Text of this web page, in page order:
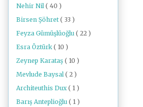
Nehir Nil ( 40 )
Birsen Şöhret ( 33 )
Feyza Gümüşlüoğlu ( 22 )
Esra Öztürk ( 10 )
Zeynep Karataş ( 10 )
Mevlude Baysal ( 2 )
Architeuthis Dux ( 1 )
Barış Anteplioğlu ( 1 )